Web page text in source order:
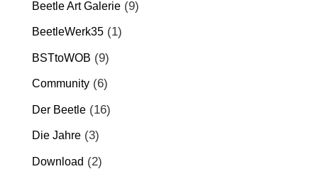
Beetle Art Galerie(9)
BeetleWerk35(1)
BSTtoWOB (9)
Community(6)
Der Beetle(16)
Die Jahre(3)
Download (2)